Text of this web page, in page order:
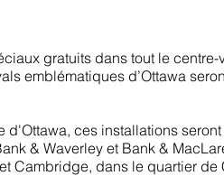
gratuits dans tout le centre-
emblématiques d’Ottawa
ces installations
& Waverley et Bank &
Cambridge, dans le quartier de